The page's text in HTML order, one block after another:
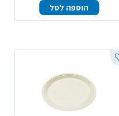
הוספה לסל